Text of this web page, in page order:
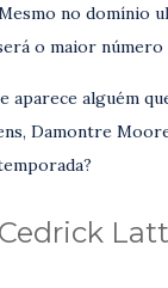
no domínio
o maior número
aparece alguém
Damontre